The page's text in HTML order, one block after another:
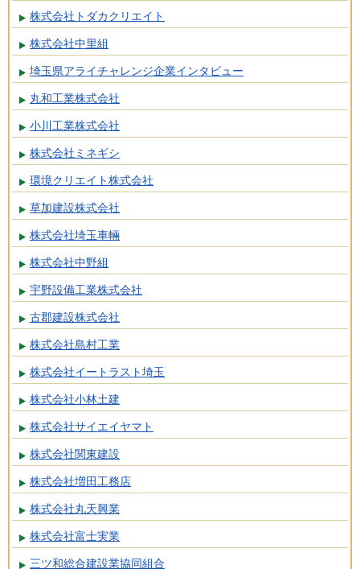
株式会社トダカクリエイト
株式会社中里組
埼玉県アライチャレンジ企業インタビュー
丸和工業株式会社
小川工業株式会社
株式会社ミネギシ
環境クリエイト株式会社
草加建設株式会社
株式会社埼玉車輛
株式会社中野組
宇野設備工業株式会社
古郡建設株式会社
株式会社島村工業
株式会社イートラスト埼玉
株式会社小林土建
株式会社サイエイヤマト
株式会社関東建設
株式会社増田工務店
株式会社丸天興業
株式会社富士実業
三ツ和総合建設業協同組合